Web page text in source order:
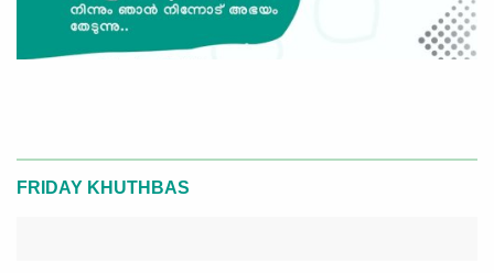
FRIDAY KHUTHBAS